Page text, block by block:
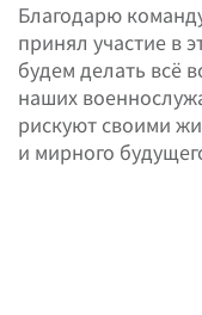
Благодарю
принял участие в
будем делать всё
наших
рискуют своими
и мирного